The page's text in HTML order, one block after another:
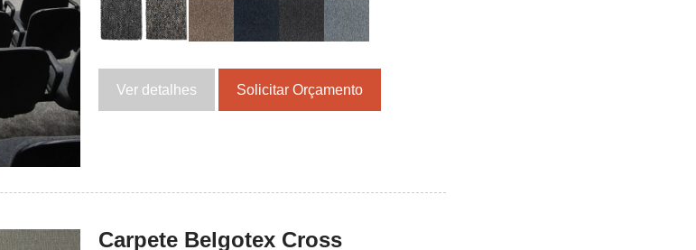
Ver detalhes Solicitar Orçamento
Carpete Belgotex Cross